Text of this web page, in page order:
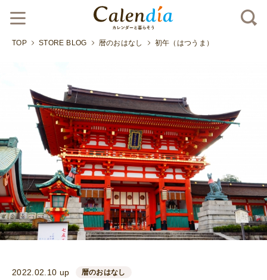
TOP STORE BLOG 暦のおはなし 初午（はつうま）
2022.02.10 up 暦のおはなし